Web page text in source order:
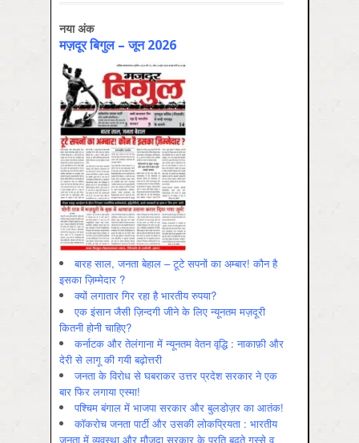
नया अंक
मज़दूर बिगुल – जून 2026
बारह साल, जनता बेहाल – टूटे सपनों का अम्बार! कौन है
इसका ज़िम्मेदार ?
क्यों लगातार गिर रहा है भारतीय रुपया?
एक इंसान जैसी ज़िन्दगी जीने के लिए न्यूनतम मज़दूरी
कितनी होनी चाहिए?
कर्नाटक और तेलंगाना में न्यूनतम वेतन वृद्धि : नाकाफ़ी और
देरी से लागू की गयी बढ़ोत्तरी
जनता के विरोध से घबराकर उत्तर प्रदेश सरकार ने एक
बार फिर लगाया एस्मा!
पश्चिम बंगाल में भाजपा सरकार और बुलडोज़र का आतंक!
कॉकरोच जनता पार्टी और उसकी लोकप्रियता : भारतीय
जनता में व्‍यवस्‍था और मौजूदा सरकार के प्रति बढ़ते गुस्‍से व